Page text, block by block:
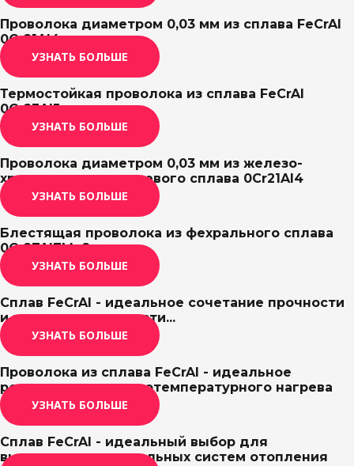
Проволока диаметром 0,03 мм из сплава FeCrAl
0Cr21Al4
УЗНАТЬ БОЛЬШЕ
Термостойкая проволока из сплава FeCrAl
0Cr23Al5
УЗНАТЬ БОЛЬШЕ
Проволока диаметром 0,03 мм из железо-
хромового алюминиевого сплава 0Cr21Al4
УЗНАТЬ БОЛЬШЕ
Блестящая проволока из фехрального сплава
0Cr27Al7Mo2
УЗНАТЬ БОЛЬШЕ
Сплав FeCrAl - идеальное сочетание прочности
и производительности...
УЗНАТЬ БОЛЬШЕ
Проволока из сплава FeCrAl - идеальное
решение для высокотемпературного нагрева
УЗНАТЬ БОЛЬШЕ
Сплав FeCrAl - идеальный выбор для
высокопроизводительных систем отопления